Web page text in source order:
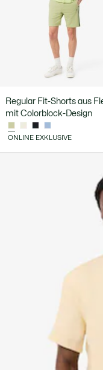
Regular Fit-Shorts aus
mit Colorblock-Design
ONLINE EXKLUSIVE